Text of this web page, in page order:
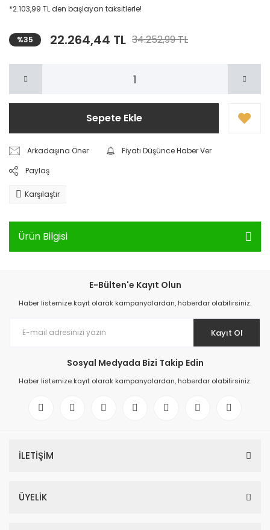
*2.103,99 TL den başlayan taksitlerle!
%35 22.264,44 TL 34.252,99 TL
Sepete Ekle
Arkadaşına Öner
Fiyatı Düşünce Haber Ver
Paylaş
Karşılaştır
Ürün Bilgisi
E-Bülten'e Kayıt Olun
Haber listemize kayıt olarak kampanyalardan, haberdar olabilirsiniz.
Kayıt Ol
Sosyal Medyada Bizi Takip Edin
Haber listemize kayıt olarak kampanyalardan, haberdar olabilirsiniz.
İLETİŞİM
ÜYELİK